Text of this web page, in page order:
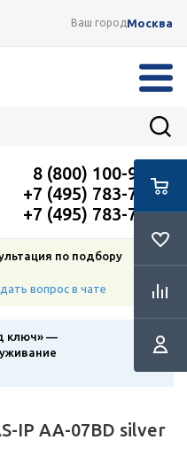
Ваш городМосква
8 (800) 100-91-12
+7 (495) 783-72-87
+7 (495) 783-72-87
по подбору
вопрос в чате
ключ» —
IP AA-07BD silver